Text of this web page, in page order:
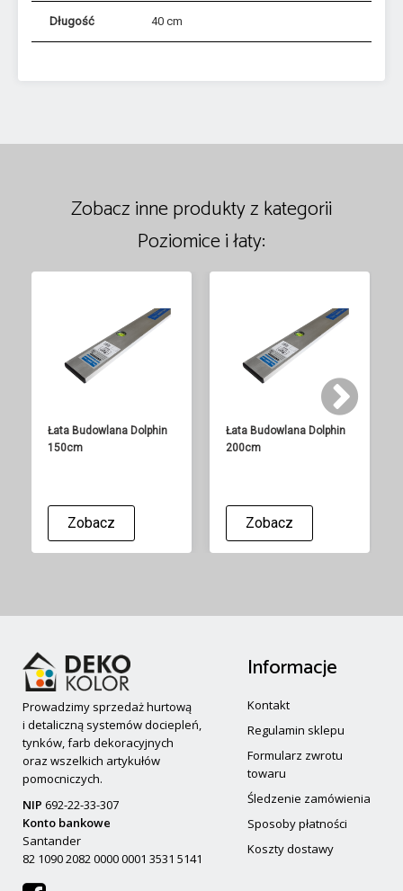
Długość 40 cm
Zobacz inne produkty z kategorii
Poziomice i łaty:
Łata Budowlana Dolphin
150cm
Zobacz
Łata Budowlana Dolphin
200cm
Zobacz
Prowadzimy sprzedaż hurtową
i detaliczną systemów dociepleń,
tynków, farb dekoracyjnych
oraz wszelkich artykułów
pomocniczych.
NIP 692-22-33-307
Konto bankowe
Santander
82 1090 2082 0000 0001 3531 5141
Informacje
Kontakt
Regulamin sklepu
Formularz zwrotu
towaru
Śledzenie zamówienia
Sposoby płatności
Koszty dostawy